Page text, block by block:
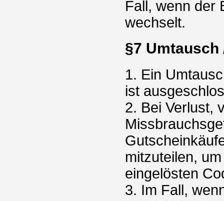
Fall, wenn der
wechselt.
§7 Umtausch
1. Ein
ist
2. Bei Verlust,
mitzuteilen,
eingelösten
3. Im Fall,